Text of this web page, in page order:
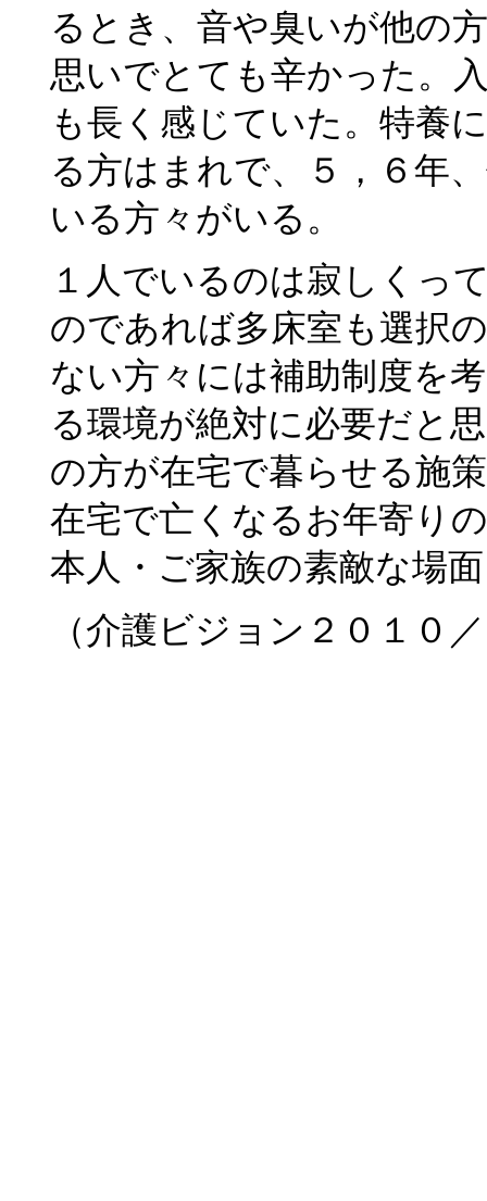
るとき、音や臭いが他の
思いでとても辛かった。
も長く感じていた。特養
る方はまれで、５，６年
いる方々がいる。
１人でいるのは寂しくっ
のであれば多床室も選択
ない方々には補助制度を
る環境が絶対に必要だと
の方が在宅で暮らせる施
在宅で亡くなるお年寄り
本人・ご家族の素敵な場
（介護ビジョン２０１０